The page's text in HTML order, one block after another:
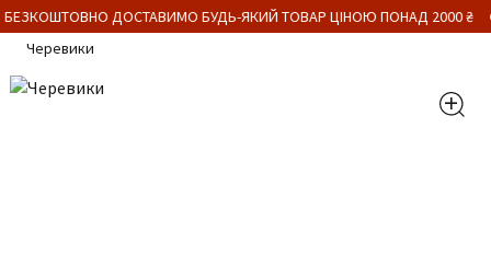
ДОСТАВИМО БУДЬ-ЯКИЙ ТОВАР ЦІНОЮ ПОНАД 2000 ₴
Черевики